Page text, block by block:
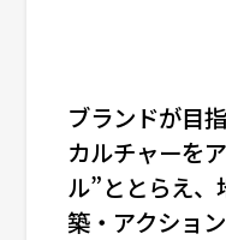
ブランドが目
カルチャーを
ル”ととらえ
築・アクショ